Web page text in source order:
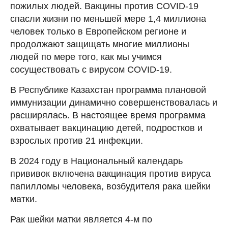
пожилых людей. Вакцины против COVID-19
спасли жизни по меньшей мере 1,4 миллиона
человек только в Европейском регионе и
продолжают защищать многие миллионы
людей по мере того, как мы учимся
сосуществовать с вирусом COVID-19.
В Республике Казахстан программа плановой
иммунизации динамично совершенствовалась и
расширялась. В настоящее время программа
охватывает вакцинацию детей, подростков и
взрослых против 21 инфекции.
В 2024 году в Национальный календарь
прививок включена вакцинация против вируса
папилломы человека, возбудителя рака шейки
матки.
Рак шейки матки является 4-м по